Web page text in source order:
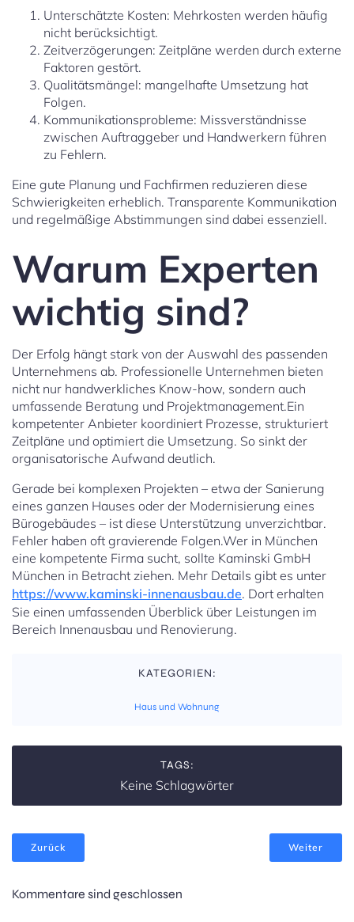
Unterschätzte Kosten: Mehrkosten werden häufig
nicht berücksichtigt.
Zeitverzögerungen: Zeitpläne werden durch externe
Faktoren gestört.
Qualitätsmängel: mangelhafte Umsetzung hat
Folgen.
Kommunikationsprobleme: Missverständnisse
zwischen Auftraggeber und Handwerkern führen
zu Fehlern.
Eine gute Planung und Fachfirmen reduzieren diese
Schwierigkeiten erheblich. Transparente Kommunikation
und regelmäßige Abstimmungen sind dabei essenziell.
Warum Experten
wichtig sind?
Der Erfolg hängt stark von der Auswahl des passenden
Unternehmens ab. Professionelle Unternehmen bieten
nicht nur handwerkliches Know-how, sondern auch
umfassende Beratung und Projektmanagement.Ein
kompetenter Anbieter koordiniert Prozesse, strukturiert
Zeitpläne und optimiert die Umsetzung. So sinkt der
organisatorische Aufwand deutlich.
Gerade bei komplexen Projekten – etwa der Sanierung
eines ganzen Hauses oder der Modernisierung eines
Bürogebäudes – ist diese Unterstützung unverzichtbar.
Fehler haben oft gravierende Folgen.Wer in München
eine kompetente Firma sucht, sollte Kaminski GmbH
München in Betracht ziehen. Mehr Details gibt es unter
https://www.kaminski-innenausbau.de. Dort erhalten
Sie einen umfassenden Überblick über Leistungen im
Bereich Innenausbau und Renovierung.
KATEGORIEN:
Haus und Wohnung
TAGS:
Keine Schlagwörter
Zurück Weiter
Kommentare sind geschlossen